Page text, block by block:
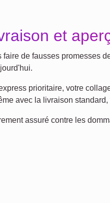
et
faire de fausses promesses
prioritaire, votre
avec la livraison
assuré contre les